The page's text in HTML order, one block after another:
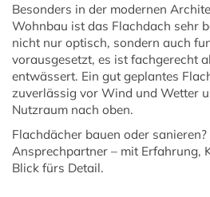
Besonders in der modernen
Wohnbau ist das Flachdach sehr
nicht nur optisch, sondern auch
vorausgesetzt, es ist fachgerecht
entwässert. Ein gut geplantes
zuverlässig vor Wind und Wetter
Nutzraum nach oben.
Flachdächer bauen oder
Ansprechpartner – mit Erfahrung,
Blick fürs Detail.